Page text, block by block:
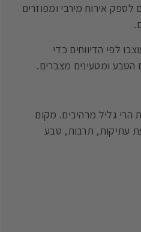
אירוח מירבי ומפוזרים
לפי הדיווחים כדי
הטבע ומטעינים מצברים.
הרי גליל מרהיבים. מקום
עתיקות, תרבות, טבע